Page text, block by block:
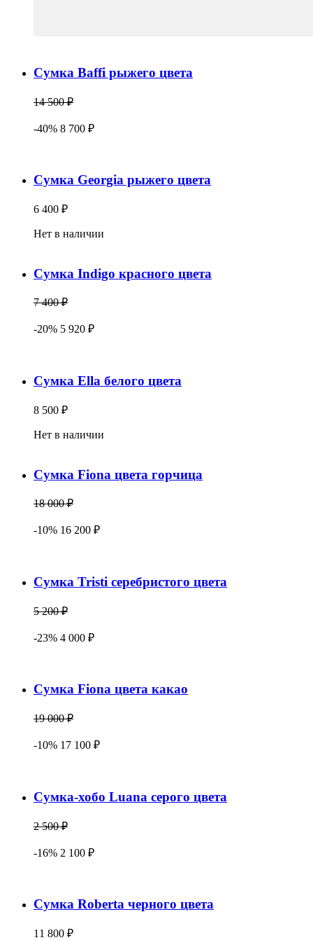
Сумка Baffi рыжего цвета
14 500 ₽
-40% 8 700 ₽
Сумка Georgia рыжего цвета
6 400 ₽
Нет в наличии
Сумка Indigo красного цвета
7 400 ₽
-20% 5 920 ₽
Сумка Ella белого цвета
8 500 ₽
Нет в наличии
Сумка Fiona цвета горчица
18 000 ₽
-10% 16 200 ₽
Сумка Tristi серебристого цвета
5 200 ₽
-23% 4 000 ₽
Сумка Fiona цвета какао
19 000 ₽
-10% 17 100 ₽
Сумка-хобо Luana серого цвета
2 500 ₽
-16% 2 100 ₽
Сумка Roberta черного цвета
11 800 ₽